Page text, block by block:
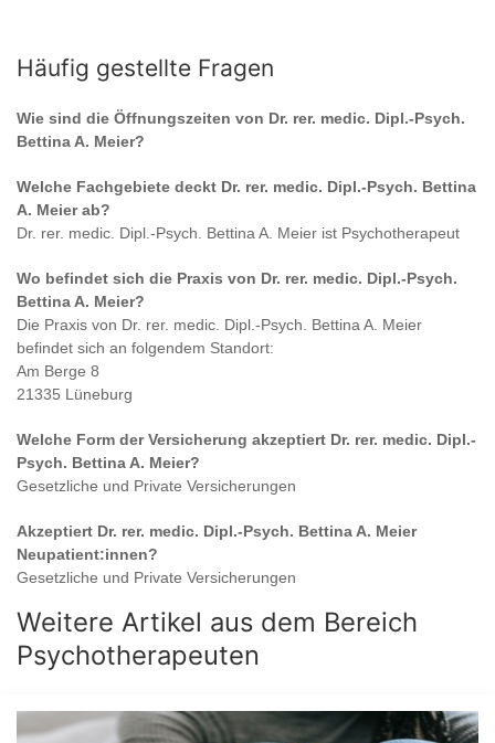
Häufig gestellte Fragen
Wie sind die Öffnungszeiten von Dr. rer. medic. Dipl.-Psych.
Bettina A. Meier?
Welche Fachgebiete deckt Dr. rer. medic. Dipl.-Psych. Bettina
A. Meierab?
Dr. rer. medic. Dipl.-Psych. Bettina A. Meier ist Psychotherapeut
Wo befindet sich die Praxis von Dr. rer. medic. Dipl.-Psych.
Bettina A. Meier?
Die Praxis von Dr. rer. medic. Dipl.-Psych. Bettina A. Meier
befindet sich an folgendem Standort:
Am Berge 8
21335 Lüneburg
Welche Form der Versicherung akzeptiert Dr. rer. medic. Dipl.-
Psych. Bettina A. Meier?
Gesetzliche und Private Versicherungen
Akzeptiert Dr. rer. medic. Dipl.-Psych. Bettina A. Meier
Neupatient:innen?
Gesetzliche und Private Versicherungen
Weitere Artikel aus dem Bereich
Psychotherapeuten